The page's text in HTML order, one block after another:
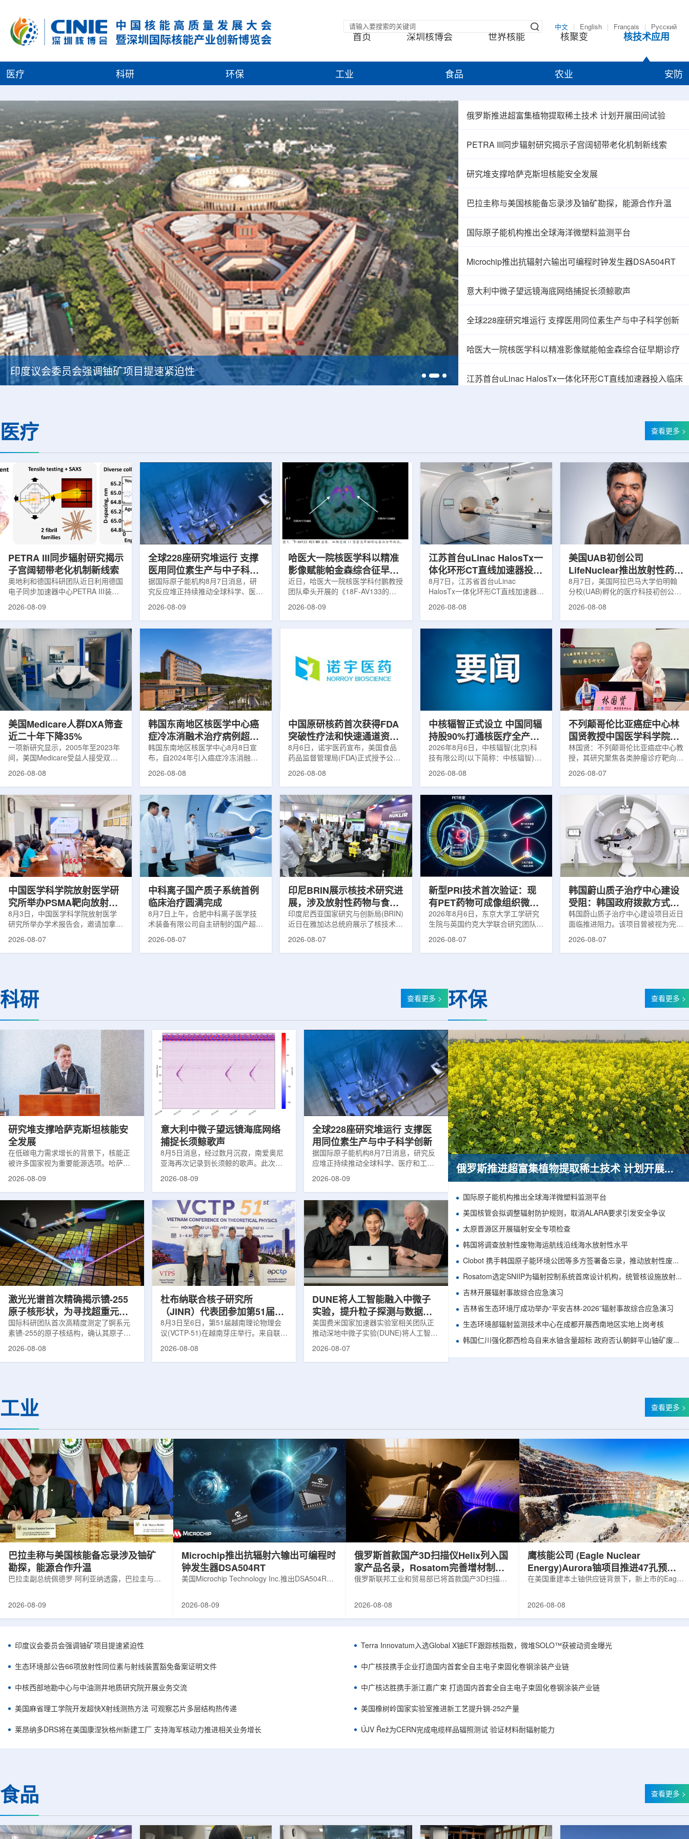
中文 English Français Русский
首页 深圳核博会 世界核能 核聚变 核技术应用
医疗 科研 环保 工业 食品 农业 安防
印度议会委员会强调铀矿项目提速紧迫性 中核辐智正式设立 中国同辐持股90%打通核医
俄罗斯推进超富集植物提取稀土技术 计划开展田间试验
PETRA III同步辐射研究揭示子宫阔韧带老化机制新线索
研究堆支撑哈萨克斯坦核能安全发展
巴拉圭称与美国核能备忘录涉及铀矿勘探，能源合作升温
国际原子能机构推出全球海洋微塑料监测平台
Microchip推出抗辐射六输出可编程时钟发生器DSA504RT
意大利中微子望远镜海底网络捕捉长须鲸歌声
全球228座研究堆运行 支撑医用同位素生产与中子科学创新
哈医大一院核医学科以精准影像赋能帕金森综合征早期诊疗
江苏首台uLinac HalosTx一体化环形CT直线加速器投入临床
医疗 查看更多 >
PETRA III同步辐射研究揭示
子宫阔韧带老化机制新线索
奥地利和德国科研团队近日利用德国
电子同步加速器中心PETRA III装
置，对支撑子宫的重要韧带——阔韧
学线索。相关研究成果发表于《生物
材料学报》。盆腔器官脱垂是女性健
康领域常见但机制仍不清晰的问题，
约40%的女性会受到影响，且多发生
在生命后半段。医学研究人员此前推
测，子宫周围韧带随年龄发生松弛，
可能是脱垂的重要原因之一。阔韧带
连接子宫与盆腔内壁，其强度和弹性
2026-08-09
全球228座研究堆运行 支撑
医用同位素生产与中子科学
创新
据国际原子能机构8月7日消息，研
究反应堆正持续推动全球科学、医疗
和工业领域创新。目前，全球54个
应堆不同于用于发电的核反应堆，主
要功能是产生中子，为医疗、工业、
农业、地质科学、法医学及核科学研
究提供支撑。从上方拍摄的研究堆水
池。(图片：国际原子能机构)在医疗
领域，研究堆是医用放射性同位素的
重要来源。其中，锝-99m被广泛用
于癌症以及心脏、脑部和骨骼疾病诊
2026-08-09
哈医大一院核医学科以精准
影像赋能帕金森综合征早期
诊疗
近日，哈医大一院核医学科付鹏教授
团队牵头开展的《18F-AV133的
PET/MR显像在帕金森病中的临床应
诊断主要依赖症状评估和经验判断，
对于早期阶段、非典型病例以及疾病
鉴别诊断仍存在一定挑战。该技术的
推广应用，标志着哈医大一院在神经
2026-08-09
江苏首台uLinac HalosTx一
体化环形CT直线加速器投入
临床
8月7日，江苏省首台uLinac
HalosTx一体化环形CT直线加速器在
南京医科大学第三附属医院(常州二
疗是肿瘤治疗的重要方式之一。传统
分体式放疗流程中，患者通常需要在
CT室与治疗室之间转运，治疗计划
也多依据此前采集的静态影像制定。
2026-08-08
美国UAB初创公司
LifeNuclear推出放射性药物
治疗安全指导平台
TheraGuide
8月7日，美国阿拉巴马大学伯明翰
分校(UAB)孵化的医疗科技初创公司
LifeNuclear宣布推出数字化平台
遵循辐射安全指导。放射性药物疗法
通过使用放射性药物靶向癌细胞，在
尽量减少周围健康组织损伤的同时发
挥治疗作用。随着该疗法应用范围扩
大，患者在治疗后通常需要阅读并执
行较为复杂的书面说明，这对部分患
者和护理人员而言存在理解和操作难
度。雷莫·乔治博士LifeNuclear由
2026-08-08
美国Medicare人群DXA筛查
近二十年下降35%
一项新研究显示，2005年至2023年
间，美国Medicare受益人接受双能X
射线吸收测定(DXA)检查的比例明显
果提示，不同人群之间的筛查可及性
差异正在扩大。研究人员分析了超过
500万名Medicare受益人的理赔数
据。结果显示，DXA使用率从2005
年的每10万名受益人7255次，下降
至2023年的每10万名受益人4690
次。相关研究已发表于
《Osteoporosis International》。下
2026-08-08
韩国东南地区核医学中心癌
症冷冻消融术治疗病例超过
100例
韩国东南地区核医学中心8月8日宣
布，自2024年引入癌症冷冻消融术
以来，中心已完成超过100例相关手
法。治疗过程中，医生在CT或超声
成像引导下，将细治疗针精准插入肿
瘤部位，通过零下40摄氏度或更低
的超低温冷冻病灶，使癌细胞发生坏
死。由于低温冷冻本身具有一定麻醉
作用，该技术有助于减轻患者疼痛，
减少对周围正常组织的损伤，并促进
术后较快恢复。据该中心介绍，目前
2026-08-08
中国原研核药首次获得FDA
突破性疗法和快速通道资格
双重认定
8月6日，诺宇医药宣布，美国食品
药品监督管理局(FDA)正式授予公司
自主研发的68Ga-NYM096突破性疗
认定(Fast Track Designation,
FTD)。这是原研核药领域中国首个
获得美国 FDA 突破性疗法认定、首
个同时获得 FDA 突破性疗法与快速
通道双项认定的产品，创造了核药领
域里程碑式突破。68Ga-NYM096是
一款特异性结合CAⅨ的肾癌小分子
诊断核药，适用于疑似或确认转移性
2026-08-08
中核辐智正式设立 中国同辐
持股90%打通核医疗全产业
链
2026年8月6日，中核辐智(北京)科
技有限公司(以下简称：中核辐智)正
式设立。公司由中国同辐股份有限公
创)共同出资组建，中国同辐持股
90%，中核浙创持股10%。中核辐智
将承接中国同辐核医学发展中心业
务，锚定智慧核医疗赛道深耕布局。
公司以智慧核医学物联系统为核心载
体，打通核医疗全产业链条，构建智
慧核医学系统+核药+装备+服务协同
发展模式，推动业务从单一产品供给
2026-08-08
不列颠哥伦比亚癌症中心林
国贤教授中国医学科学院放
射医学研究所开展学术交流
林国贤：不列颠哥伦比亚癌症中心教
授，其研究聚焦各类肿瘤诊疗靶向放
射性药物开发，迄今已主导/参与发
完成自研7款放射性药物的临床转
化，用于多种肿瘤诊疗。报告会上，
林国贤教授基于其团队多年的前沿探
索，系统梳理了针对前列腺癌靶点
PSMA的核药相关研究进展：一是F-
18标记PSMA靶向PET显像剂的分子
设计与临床优势;二是通过理性优化
分子结构，大幅提高Lu-177标记治
2026-08-07
中国医学科学院放射医学研
究所举办PSMA靶向放射性
药物学术报告会
8月3日，中国医学科学院放射医学
研究所举办学术报告会，邀请加拿大
温哥华不列颠哥伦比亚癌症中心林国
授长期从事肿瘤诊疗靶向放射性药物
开发研究，已主导或参与发表135余
款自研放射性药物的临床转化，应用
2026-08-07
中科离子国产质子系统首例
临床治疗圆满完成
8月7日上午，合肥中科离子医学技
术装备有限公司自主研制的国产超导
回旋质子治疗系统，在合肥离子医学
疗。设备运行平稳低噪，治疗控制软
件运...
2026-08-07
印尼BRIN展示核技术研究进
展，涉及放射性药物与食品
辐照应用
印度尼西亚国家研究与创新局(BRIN)
近日在雅加达总统府展示了核技术研
究成果。BRIN局长阿里夫·萨特里亚
放射性药物研发对癌症识别和治疗具
水果的辐照处理。阿里夫介绍，一些
2026-08-07
新型PRI技术首次验证：现
有PET药物可成像组织微环
境
2026年8月6日，东京大学工学研究
生院与英国约克大学联合研究团队宣
布，已建立一种利用正电子三光子衰
衰变的下一代核医学成像概念图目前
临床PET扫描主要利用正电子双光子
程度相关的微环境信息捕捉有限。...
2026-08-07
韩国蔚山质子治疗中心建设
受阻：韩国政府拨款方式调
整影响项目推进
韩国蔚山质子治疗中心建设项目近日
面临推进阻力。该项目曾被视为完善
韩国东南部区域癌症治疗体系的关键
制定服务，并开始争取国家拨款。不
过，韩国保健福祉部回复称，难以单
中心，构建癌症患者可在区域内完成
手术...
2026-08-07
科研 查看更多 >
研究堆支撑哈萨克斯坦核能安
全发展
在低碳电力需求增长的背景下，核能正
被许多国家视为重要能源选项。哈萨克
料、反应堆运行工况及安全系统需要经
过长期研究、试验和验证，研究堆和实
验装置正是承担这类工作的核心平台。
不同于以发电为主要目标的动力堆，研
究堆更接近专业核科学实验室。科研人
员可在其中研究核燃料和结构材料行
为，模拟反应堆不同运行状态，包括偏
离正常工况的情形，测试新技术，并验
证后续用于核...
2026-08-09
意大利中微子望远镜海底网络
捕捉长须鲸歌声
8月5日消息，经过数月沉寂，南爱奥尼
亚海再次记录到长须鲸的歌声。此次观
多个实验共同完成，涉及ITINERIS、
LOWNOISER和VONGOLA三个项目，
相关工作由LNS-INFN与西西里核物理与
物质结构中心(CSFNSM)参与开展。探
测发生在冬季末期。当时，东地中海区
域正受到一项长期近海油气资源地球物
理勘测活动带来的强烈人为噪声影响，
距离飓风哈里过境也仅数周。研究人员
在复杂声学背景...
2026-08-09
全球228座研究堆运行 支撑医
用同位素生产与中子科学创新
据国际原子能机构8月7日消息，研究反
应堆正持续推动全球科学、医疗和工业
设或规划阶段。这类反应堆不同于用于
发电的核反应堆，主要功能是产生中
子，为医疗、工业、农业、地质科学、
法医学及核科学研究提供支撑。从上方
拍摄的研究堆水池。(图片：国际原子能
机构)在医疗领域，研究堆是医用放射性
同位素的重要来源。其中，锝-99m被广
泛用于癌症以及心脏、脑部和骨骼疾病
诊断;全球大...
2026-08-09
激光光谱首次精确揭示镄-255
原子核形状，为寻找超重元素
提供新线索
国际科研团队首次高精度测定了锕系元
素镄-255的原子核结构，确认其原子核
呈明显的长椭球形，类似橄榄球。这项
值，也为现代原子核理论模型提供了关
键实验验证。镄是自然界中不存在的人
团...
2026-08-08
杜布纳联合核子研究所
（JINR）代表团参加第51届越
南理论物理会议
8月3日至6日，第51届越南理论物理会
议(VCTP-51)在越南芽庄举行。来自联合
核研究所理论物理实验室和信息技术实
2026-08-08
DUNE将人工智能融入中微子
实验，提升粒子探测与数据处
理能力
美国费米国家加速器实验室相关团队正
推动深地中微子实验(DUNE)将人工智能
和机器学习工具融入实验设计、探测器
子...
2026-08-07
环保 查看更多 >
俄罗斯推进超富集植物提取稀土技术 计划开展田间试验
国际原子能机构推出全球海洋微塑料监测平台
美国核管会拟调整辐射防护规则，取消ALARA要求引发安全争议
太原晋源区开展辐射安全专项检查
韩国将调查放射性废物海运航线沿线海水放射性水平
Clobot 携手韩国原子能环境公团等多方签署备忘录，推动放射性废物安全管理多机型机器人示范
Rosatom选定SNIIP为辐射控制系统首席设计机构，统管核设施放射仪表标准化与进口替代保障
吉林开展辐射事故综合应急演习
吉林省生态环境厅成功举办“平安吉林-2026”辐射事故综合应急演习
生态环境部辐射监测技术中心在成都开展西南地区实地上岗考核
韩国仁川强化郡西检岛自来水铀含量超标 政府否认朝鲜平山铀矿废水影响
工业 查看更多 >
巴拉圭称与美国核能备忘录涉及铀矿
勘探，能源合作升温
巴拉圭副总统佩德罗·阿利亚纳透露，巴拉圭与美
务卿克里斯托弗·兰道的会晤时，将该协议称为历
有的接近阶段。巴美双方此次接触并不局限于核
能议题，而是涵盖双边合作、安全、投资和地区
政治等多个层面。阿利亚纳称，美国方面有意加
强对巴拉圭能源领域的投资，尤其关注...
2026-08-09
Microchip推出抗辐射六输出可编程时
钟发生器DSA504RT
美国Microchip Technology Inc.推出DSA504RT
常需要高度稳定的时间参考，用于导航、通信和
件，分别为不同子系统提供时钟信号，由此带来
元器件数量增加、系统质量上升和电路复杂...
2026-08-09
俄罗斯首款国产3D扫描仪Helix列入国
家产品名录，Rosatom完善增材制造
技术链
俄罗斯联邦工业和贸易部已将首款国产3D扫描仪
完成。至此，Helix成为俄罗斯首款、也是目前唯
RangeVision Helix由俄罗斯国家原子能公司增材
制造合作伙伴RangeVision研发制造。自2025年
以来，该公司成为唯一纳入俄罗斯国家原子能公
司增材制造生态系统的俄罗斯3D扫描...
2026-08-08
鹰核能公司 (Eagle Nuclear
Energy)Aurora铀项目推进47孔预可
研钻探
在美国重建本土铀供应链背景下，新上市的Eagle
1300标准含indicated资源3275万磅、inferred
孔、总进尺约2.7万英尺的预可研钻探，待联邦与
州审批通过后开工，预计2027年下半年完成预可
研。技术端近期增补Yukuskokon Professional
Services，并扩大与BBA USA、SLR I...
2026-08-08
印度议会委员会强调铀矿项目提速紧迫性
生态环境部公告66项放射性同位素与射线装置豁免备案证明文件
中核西部地勘中心与中油测井地质研究院开展业务交流
美国麻省理工学院开发超快X射线测热方法 可观察芯片多层结构热传递
莱昂纳多DRS将在美国康涅狄格州新建工厂 支持海军核动力推进相关业务增长
Terra Innovatum入选Global X铀ETF跟踪核指数，微堆SOLO™获被动资金曝光
中广核技携手企业打造国内首套全自主电子束固化卷钢涂装产业链
中广核达胜携手浙江嘉广束 打造国内首套全自主电子束固化卷钢涂装产业链
美国橡树岭国家实验室推进新工艺提升锎-252产量
ÚJV Řež为CERN完成电缆样品辐照测试 验证材料耐辐射能力
食品 查看更多 >